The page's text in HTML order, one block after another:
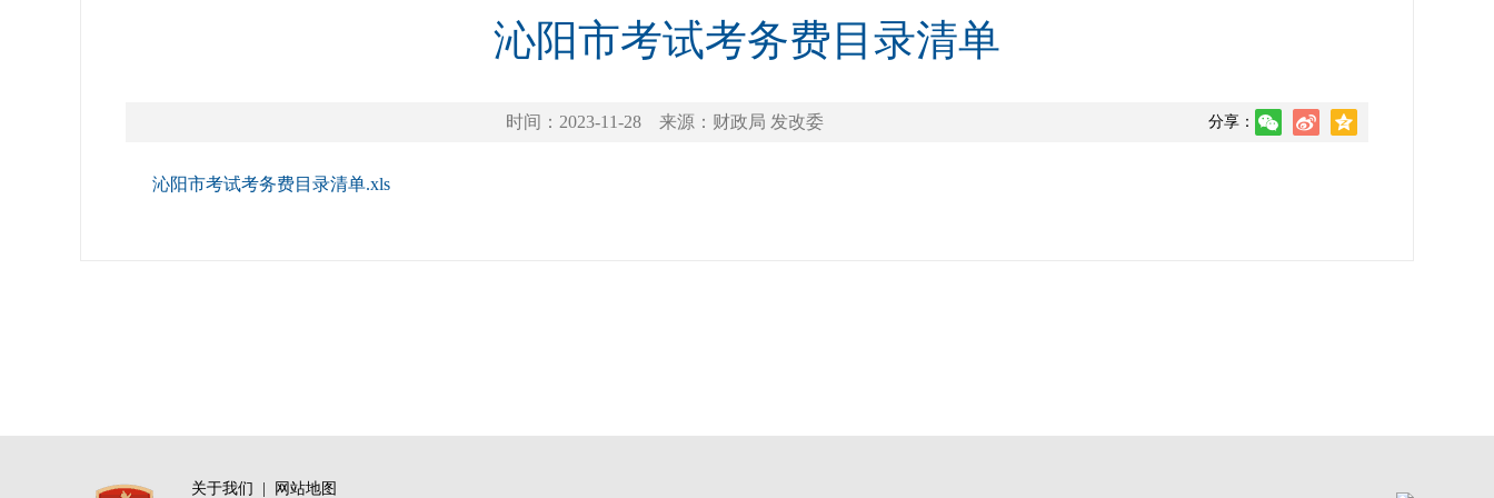
沁阳市考试考务费目录清单
时间：2023-11-28 来源：财政局 发改委 分享：
沁阳市考试考务费目录清单.xls
关于我们 网站地图